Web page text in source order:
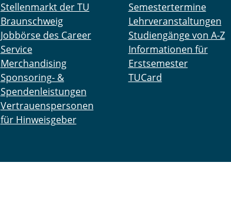
Stellenmarkt der TU
Braunschweig
Jobbörse des Career
Service
Merchandising
Sponsoring- &
Spendenleistungen
Vertrauenspersonen
für Hinweisgeber
Semestertermine
Lehrveranstaltungen
Studiengänge von A-Z
Informationen für
Erstsemester
TUCard